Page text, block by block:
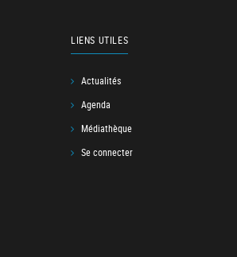
LIENS UTILES
Actualités
Agenda
Médiathèque
Se connecter